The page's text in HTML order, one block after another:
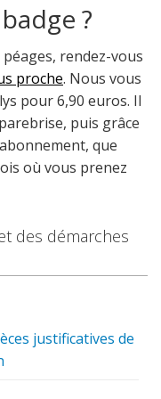
?
rendez-vous
proche. Nous vous
pour 6,90 euros. Il
puis grâce
que
où vous prenez
des démarches
justificatives de